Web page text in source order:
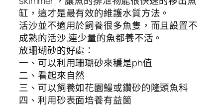
缸，這才是最有效的維護水質方法。
活沙並不適用於飼養很多魚隻，而且設置不
成熟的活沙,連少量的魚都養不活。
放珊瑚砂的好處：
一、可以利用珊瑚砂來穩是ph值
二、看起來自然
三、可以飼養如花園鰻或鑽砂的隆頭魚科
四、利用砂表面培養有益箘